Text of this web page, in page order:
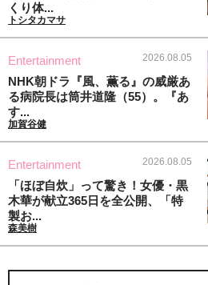
くり体...
トシタカマサ
Entertainment 2026.08.05
NHK朝ドラ『風、薫る』の威厳あ
る病院長は筒井道隆（55）。『あ
す...
加賀谷健
Entertainment 2026.08.05
「ほぼ自炊」って驚き！女優・黒
木華が献立365日を全公開、「特
製お...
森美樹